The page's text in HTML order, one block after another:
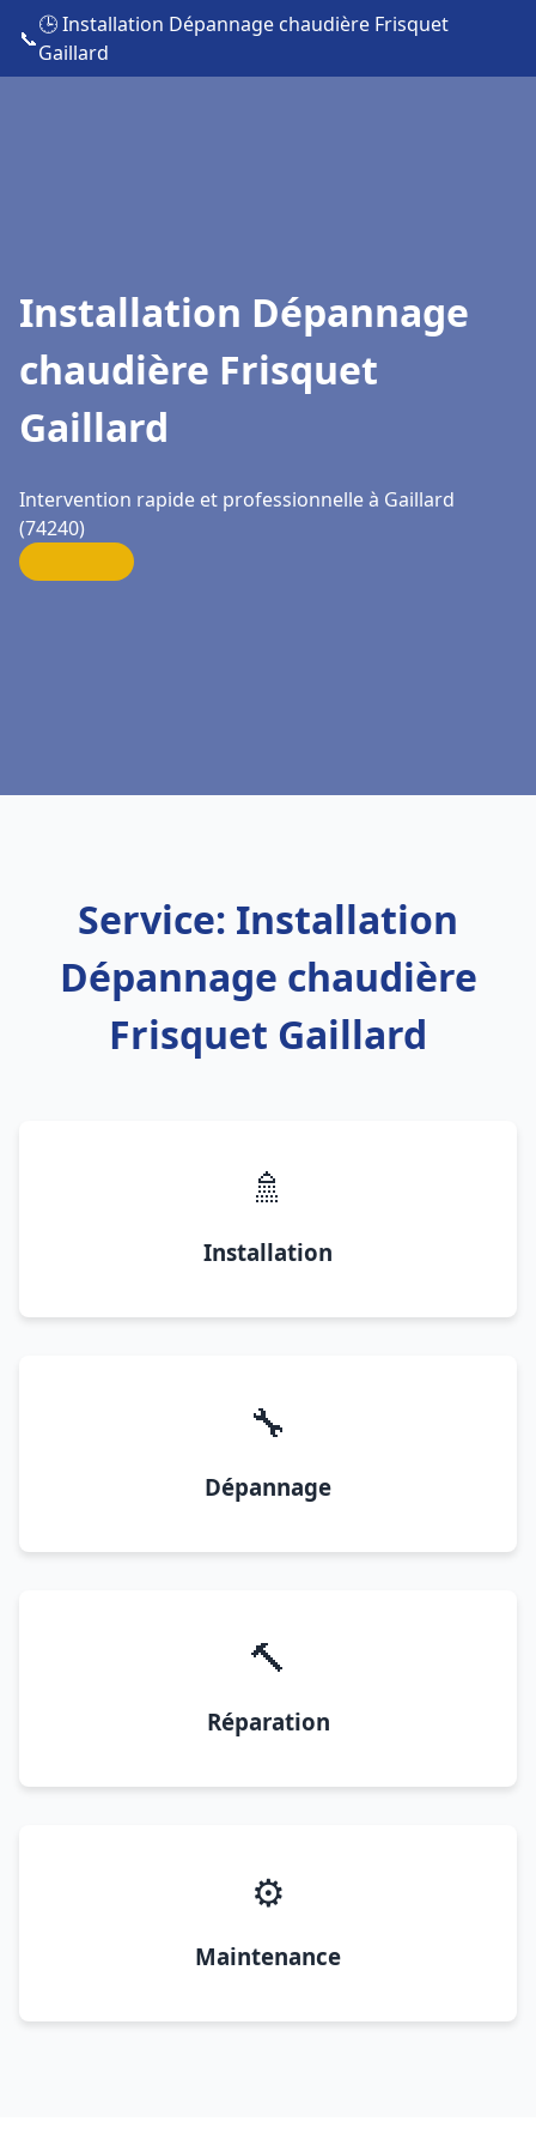
📞
🕒 Installation Dépannage chaudière Frisquet
Gaillard
Installation Dépannage
chaudière Frisquet
Gaillard
Intervention rapide et professionnelle à Gaillard
(74240)
Service: Installation
Dépannage chaudière
Frisquet Gaillard
🚿
Installation
🔧
Dépannage
🔨
Réparation
⚙️
Maintenance